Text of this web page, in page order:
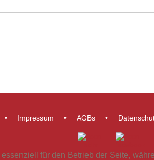
Impressum AGBs
für den Betrieb der Seite,